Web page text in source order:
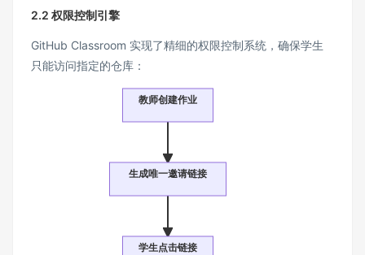
2.2 权限控制引擎
GitHub Classroom 实现了精细的权限控制系统，确保学生
只能访问指定的仓库：
教师创建作业
生成唯一邀请链接
学生点击链接